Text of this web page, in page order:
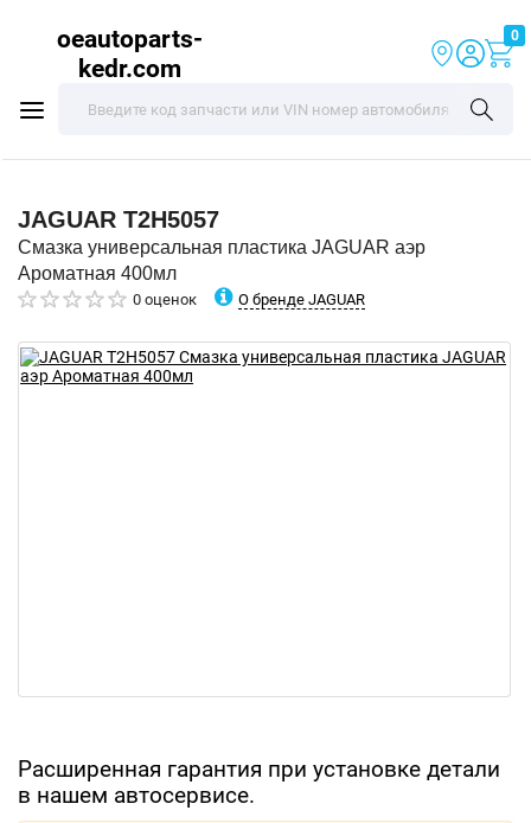
oeautoparts-
kedr.com
0
JAGUAR T2H5057
Смазка универсальная пластика JAGUAR аэр
Ароматная 400мл
0 оценок О бренде JAGUAR
Расширенная гарантия при установке детали
в нашем автосервисе.